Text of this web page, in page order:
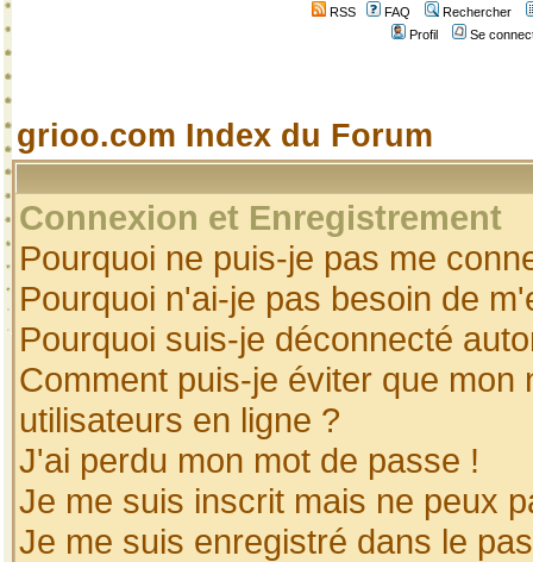
RSS FAQ
Rechercher
Profil
Se
grioo.com Index du Forum
Connexion et Enregistrement
Pourquoi ne puis-je pas me
Pourquoi n'ai-je pas besoin de
Pourquoi suis-je déconnecté
Comment puis-je éviter que
utilisateurs en ligne ?
J'ai perdu mon mot de passe !
Je me suis inscrit mais ne peux
Je me suis enregistré dans le